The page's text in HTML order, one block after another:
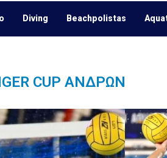
Diving Beachpolistas
CUP ΑΝΔΡΏΝ